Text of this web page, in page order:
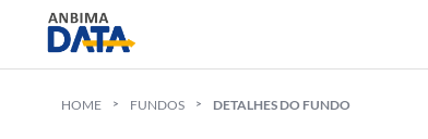
HOME FUNDOS DETALHES DO FUNDO